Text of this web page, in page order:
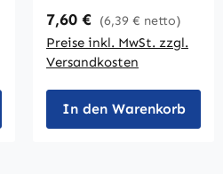
Regulärer Preis:
7,60 € (6,39 € netto)
Preise inkl. MwSt. zzgl.
Versandkosten
In den Warenkorb